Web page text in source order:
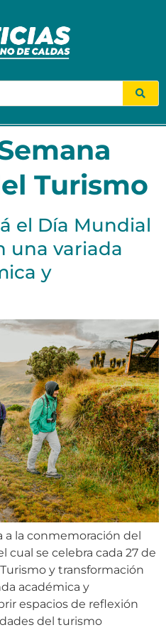
Turismo
el Día Mundial
una variada
y
la conmemoración del
cual se celebra cada 27 de
y transformación
académica y
espacios de reflexión
del turismo